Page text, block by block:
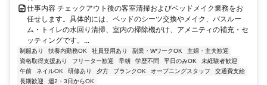
仕事内容 チェックアウト後の客室清掃およびベッドメイク業務をお
任せします。具体的には、ベッドのシーツ交換やメイク、バスルー
ム・トイレの水回り清掃、室内の掃除機がけ、アメニティの補充・セ
ッティングです。...
制服あり 扶養内勤務OK 社員登用あり 副業・WワークOK
主婦・主夫歓迎
資格取得支援あり
フリーター歓迎 早朝 学歴不問 平日のみOK
未経験者歓迎
午前
ネイルOK 研修あり 夕方 ブランクOK オープニングスタッフ
交通費支給
長期歓迎
週2・3日からOK